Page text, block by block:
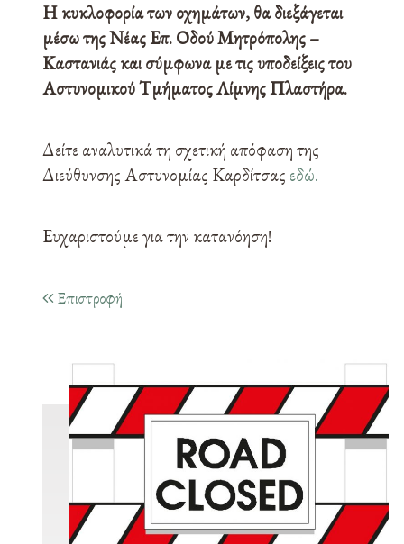
Η κυκλοφορία των οχημάτων, θα διεξάγεται
μέσω της Νέας Επ. Οδού Μητρόπολης –
Καστανιάς και σύμφωνα με τις υποδείξεις του
Αστυνομικού Τμήματος Λίμνης Πλαστήρα.
Δείτε αναλυτικά τη σχετική απόφαση της
Διεύθυνσης Αστυνομίας Καρδίτσας εδώ.
Ευχαριστούμε για την κατανόηση!
Επιστροφή